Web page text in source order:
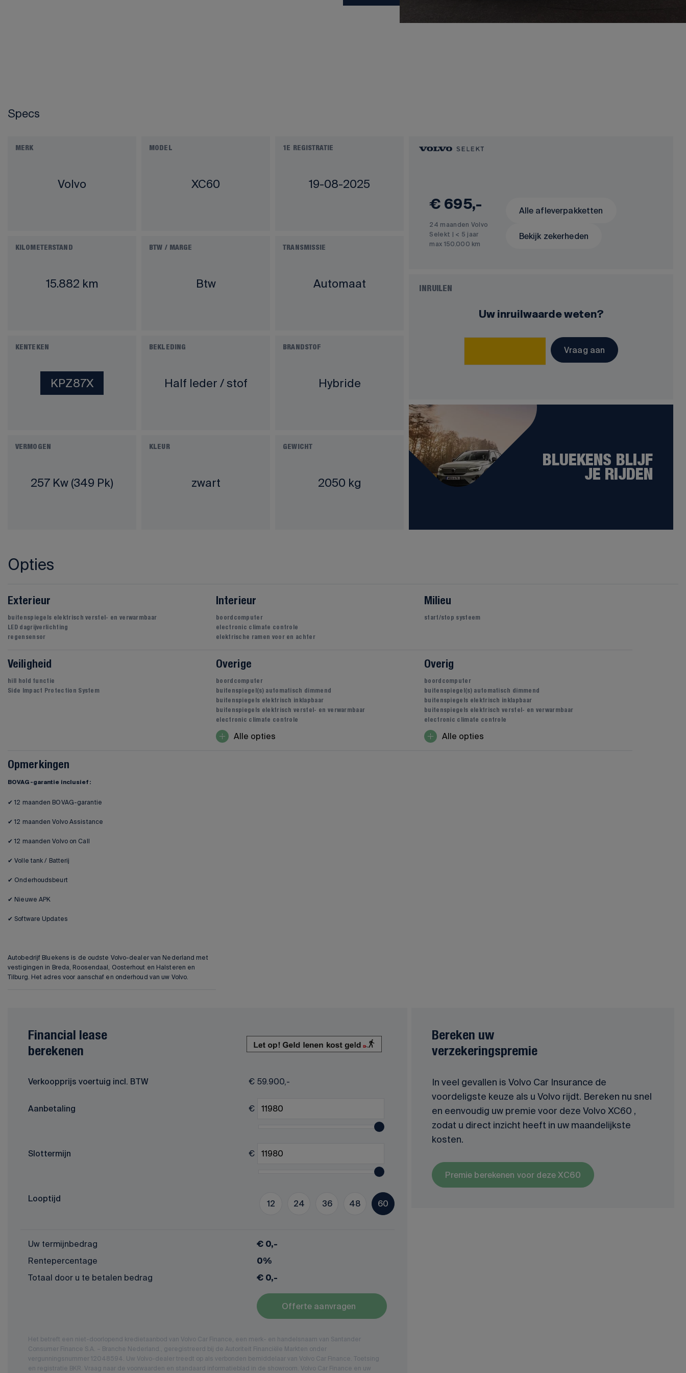
Specs
MERK
Volvo
MODEL
XC60
1E REGISTRATIE
19-08-2025
KILOMETERSTAND
15.882 km
BTW / MARGE
Btw
TRANSMISSIE
Automaat
KENTEKEN
KPZ87X
BEKLEDING
Half leder / stof
BRANDSTOF
Hybride
VERMOGEN
257 Kw (349 Pk)
KLEUR
zwart
GEWICHT
2050 kg
€ 695,-
24 maanden Volvo
Selekt | < 5 jaar
max 150.000 km
Alle afleverpakketten
Bekijk zekerheden
INRUILEN
Uw inruilwaarde weten?
Vraag aan
BLUEKENS BLIJF
JE RIJDEN
Opties
Exterieur
buitenspiegels elektrisch verstel- en verwarmbaar
LED dagrijverlichting
regensensor
Interieur
boordcomputer
electronic climate controle
elektrische ramen voor en achter
Milieu
start/stop systeem
Veiligheid
hill hold functie
Side Impact Protection System
Overige
boordcomputer
buitenspiegel(s) automatisch dimmend
buitenspiegels elektrisch inklapbaar
buitenspiegels elektrisch verstel- en verwarmbaar
electronic climate controle
Alle opties
Overig
boordcomputer
buitenspiegel(s) automatisch dimmend
buitenspiegels elektrisch inklapbaar
buitenspiegels elektrisch verstel- en verwarmbaar
electronic climate controle
Alle opties
Opmerkingen
BOVAG-garantie inclusief:
✔ 12 maanden BOVAG-garantie
✔ 12 maanden Volvo Assistance
✔ 12 maanden Volvo on Call
✔ Volle tank / Batterij
✔ Onderhoudsbeurt
✔ Nieuwe APK
✔ Software Updates
Autobedrijf Bluekens is de oudste Volvo-dealer van Nederland met
vestigingen in Breda, Roosendaal, Oosterhout en Halsteren en
Tilburg. Het adres voor aanschaf en onderhoud van uw Volvo.
Financial lease
berekenen
Verkoopprijs voertuig incl. BTW € 59.900,-
Aanbetaling €
Slottermijn €
Looptijd
12 24 36 48 60
Uw termijnbedrag € 0,-
Rentepercentage 0%
Totaal door u te betalen bedrag € 0,-
Offerte aanvragen
Het betreft een niet-doorlopend kredietaanbod van Volvo Car Finance, een merk- en handelsnaam van Santander
Consumer Finance S.A. – Branche Nederland., geregistreerd bij de Autoriteit Financiële Markten onder
vergunningsnummer 12048594. Uw Volvo-dealer treedt op als verbonden bemiddelaar van Volvo Car Finance. Toetsing
en registratie BKR. Vraag naar de voorwaarden en standaard informatieblad in de showroom. Volvo Car Finance en uw
Bereken uw
verzekeringspremie
In veel gevallen is Volvo Car Insurance de
voordeligste keuze als u Volvo rijdt. Bereken nu snel
en eenvoudig uw premie voor deze Volvo XC60 ,
zodat u direct inzicht heeft in uw maandelijkste
kosten.
Premie berekenen voor deze XC60